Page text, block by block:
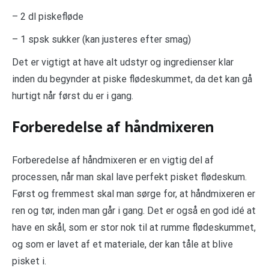
– 2 dl piskefløde
– 1 spsk sukker (kan justeres efter smag)
Det er vigtigt at have alt udstyr og ingredienser klar
inden du begynder at piske flødeskummet, da det kan gå
hurtigt når først du er i gang.
Forberedelse af håndmixeren
Forberedelse af håndmixeren er en vigtig del af
processen, når man skal lave perfekt pisket flødeskum.
Først og fremmest skal man sørge for, at håndmixeren er
ren og tør, inden man går i gang. Det er også en god idé at
have en skål, som er stor nok til at rumme flødeskummet,
og som er lavet af et materiale, der kan tåle at blive
pisket i.